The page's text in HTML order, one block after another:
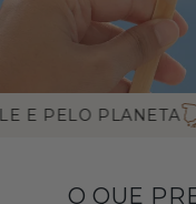
PLANETA
O QUE